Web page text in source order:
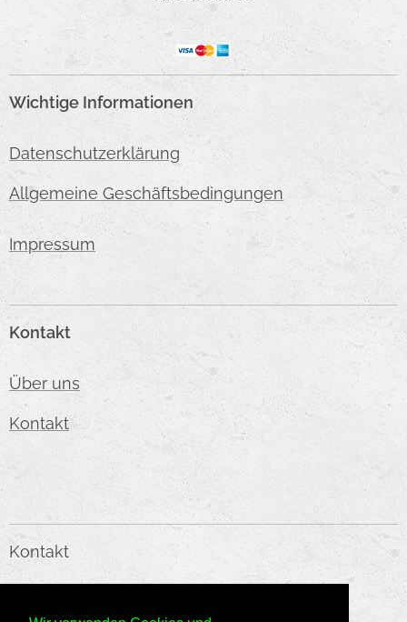
Wichtige Informationen
Datenschutzerklärung
Allgemeine Geschäftsbedingungen
Impressum
Kontakt
Über uns
Kontakt
Kontakt